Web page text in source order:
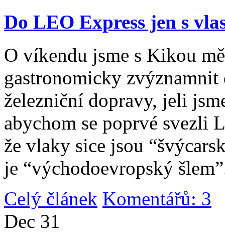
Do LEO Express jen s
O víkendu jsme s Kikou
gastronomicky
železniční dopravy, jeli
abychom se poprvé svezli
že vlaky sice jsou
je “východoevropský
Celý článek Komentářů: 3
Dec 31